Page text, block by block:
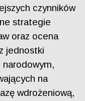
czynników
strategie
oraz ocena
jednostki
na
wdrożeniową,